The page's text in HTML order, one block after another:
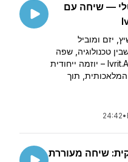
— שיחה עם
יזם ומוביל
טכנולוגיה, שפה
ותרבות. אנחנו מדברים על פרויקט Ivrit.AI – יוזמה ייחודית
תוך
•
24:42
שיחה מעוררת